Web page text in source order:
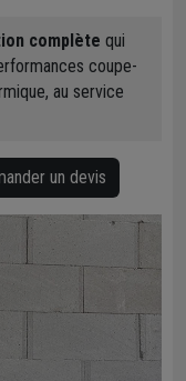
complète qui
coupe-
au service
un devis